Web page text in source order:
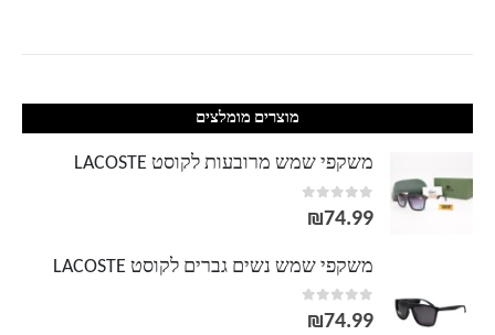
מוצרים מומלצים
משקפי שמש מרובעות לקוסט LACOSTE
0
out of 5
₪74.99
משקפי שמש נשים גברים לקוסט LACOSTE
0
out of 5
₪74.99